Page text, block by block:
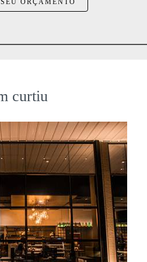
ORÇAMENTO
curtiu